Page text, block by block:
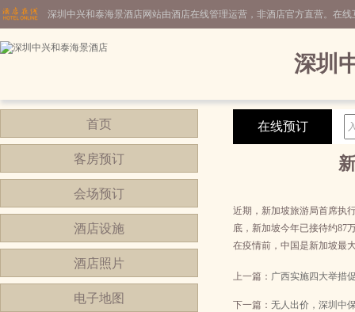
深圳中兴和泰海景酒店网站由酒店在线管理运营，非酒店官方直营。在
深圳
首页
客房预订
会场预订
酒店设施
酒店照片
电子地图
在线预订
近期，新加坡旅游局首席执
底，新加坡今年已接待约87
在疫情前，中国是新加坡最
上一篇： 广西实施四大举措
下一篇： 无人出价，深圳中